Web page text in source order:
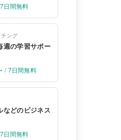
日間無料
ング
週の学習サポー
/ 7日間無料
などのビジネス
日間無料